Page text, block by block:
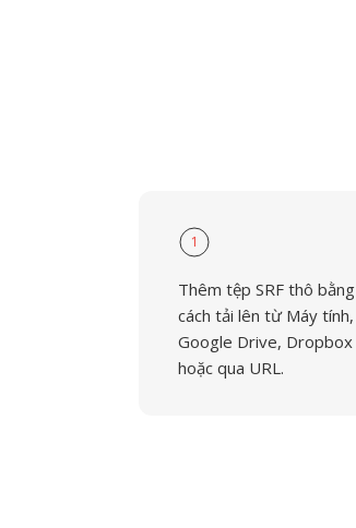
1
Thêm tệp SRF thô bằng
cách tải lên từ Máy tính,
Google Drive, Dropbox
hoặc qua URL.